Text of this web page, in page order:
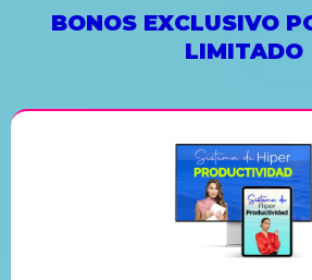
BONOS EXCLUSIVO
LIMITADO